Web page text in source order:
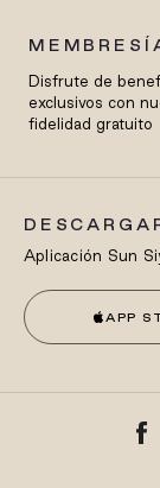
Disfrute de
exclusivos con
fidelidad gratuito
Aplicación Sun
APP